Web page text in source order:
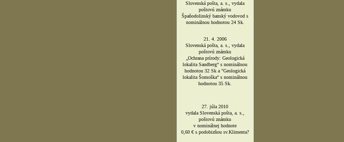
Slovenská pošta, a. s., vydala
poštovú známku
Špaňodolinský banský vodovod s
nominálnou hodnotou 24 Sk.
21. 4. 2006
Slovenská pošta, a. s., vydala
poštovú známku
„Ochrana prírody: Geologická
lokalita Sandberg“ s nominálnou
hodnotou 32 Sk a "Geologická
lokalita Šomoška“ s nominálnou
hodnotou 35 Sk.
27. júla 2010
vydala Slovenská pošta, a. s.,
poštovú známku
v nominálnej hodnote
0,60 € s podobizňou sv.Klimenta?